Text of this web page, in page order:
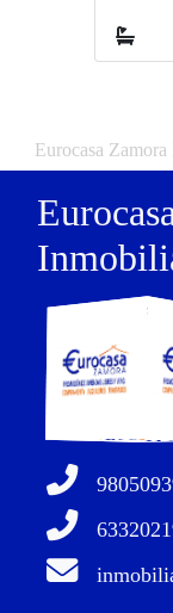
Eurocasa